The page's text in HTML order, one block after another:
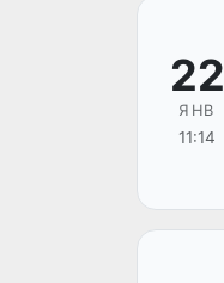
22
ЯНВ
11:14